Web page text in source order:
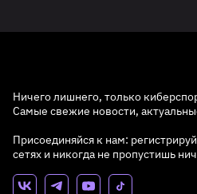
Ничего лишнего, только
Самые свежие новости,
Присоединяйся к нам:
сетях и никогда не пропустишь